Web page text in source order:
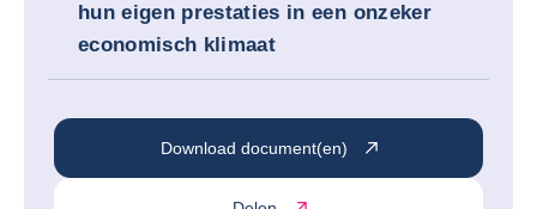
hun eigen prestaties in een onzeker
economisch klimaat
Download document(en)